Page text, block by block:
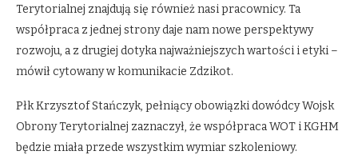
Terytorialnej znajdują się również nasi pracownicy. Ta
współpraca z jednej strony daje nam nowe perspektywy
rozwoju, a z drugiej dotyka najważniejszych wartości i etyki –
mówił cytowany w komunikacie Zdzikot.
Płk Krzysztof Stańczyk, pełniący obowiązki dowódcy Wojsk
Obrony Terytorialnej zaznaczył, że współpraca WOT i KGHM
będzie miała przede wszystkim wymiar szkoleniowy.